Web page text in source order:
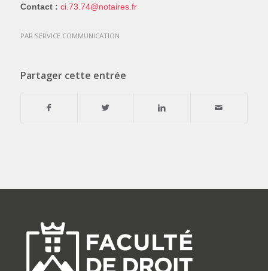
Contact : ci.73.74@notaires.fr
PAR SERVICE COMMUNICATION
Partager cette entrée